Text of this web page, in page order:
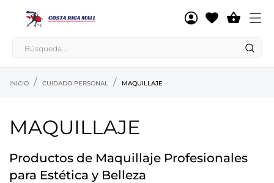

INICIO CUIDADO PERSONAL MAQUILLAJE
MAQUILLAJE
Productos de Maquillaje Profesionales
para Estética y Belleza